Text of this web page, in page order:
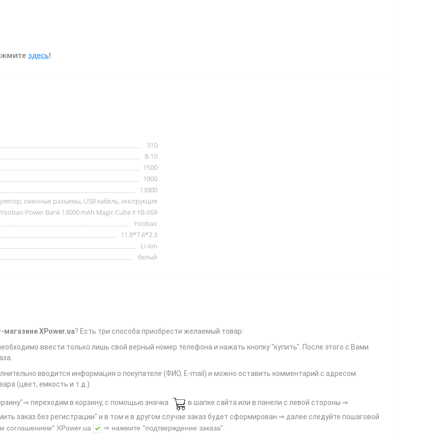
здесь!
310
8-10
1500
1000
13000
сменные разъемы, USB кабель, инструкция
Power Bank 13000 mAh Magic Cube II YB-659
Yoobao
11.8*7.6*2.3
Li-ion
белый
магазине XPower.ua? Есть три способа приобрести желаемый товар:
ввести только лишь свой верный номер телефона и нажать кнопку "купить". После этого с Вами
вводится информация о покупателе (ФИО, E-mail) и можно оставить комментарий с адресом
(цвет, емкость и т.д.).
переходим в корзину, с помощью значка
в шапке сайта или в панели с левой стороны ⇒
заказ без регистрации" и в том и в другом случае заказ будет сформирован ⇒ далее следуйте пошаговой
соглашением" XPower.ua ⇒ нажмите "подтверждение заказа".